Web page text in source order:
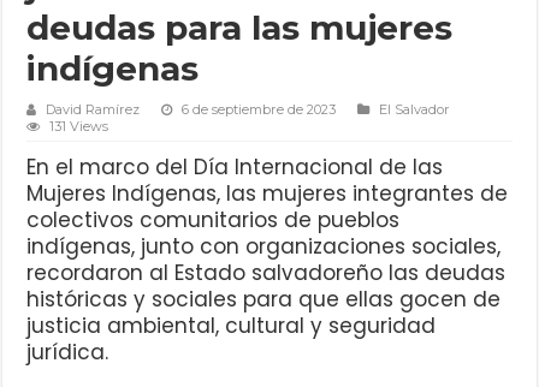
deudas para las mujeres
indígenas
David Ramírez 6 de septiembre de 2023
El Salvador
131 Views
En el marco del Día Internacional de las
Mujeres Indígenas, las mujeres integrantes de
colectivos comunitarios de pueblos
indígenas, junto con organizaciones sociales,
recordaron al Estado salvadoreño las deudas
históricas y sociales para que ellas gocen de
justicia ambiental, cultural y seguridad
jurídica.